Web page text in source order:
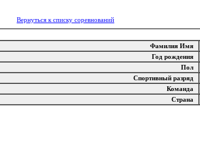
Вернуться к списку соревнований
Фамилия Имя
Год рождения
Пол
Спортивный разряд
Команда
Страна